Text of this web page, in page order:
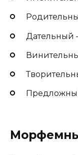
Дательный